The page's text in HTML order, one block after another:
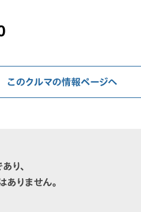
このクルマの情報ページへ
り、
ありません。